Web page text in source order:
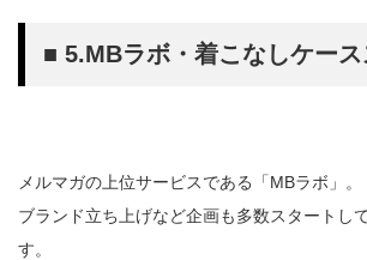
■ 5.MBラボ・着こなしケース
メルマガの上位サービスである「MBラボ」。
ブランド立ち上げなど企画も多数スタートし
す。